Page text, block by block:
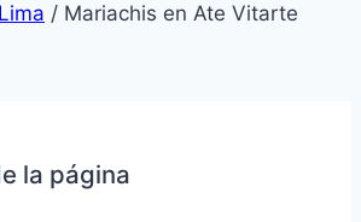
/ Mariachis en Ate Vitarte
la página